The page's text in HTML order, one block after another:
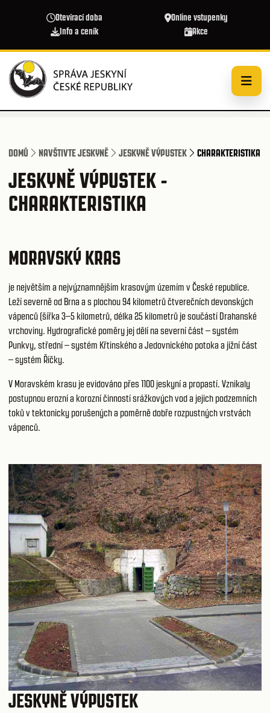
Otevírací doba
Online vstupenky
Info a ceník
Akce
DOMŮ NAVŠTIVTE JESKYNĚ JESKYNĚ VÝPUSTEK CHARAKTERISTIKA
JESKYNĚ VÝPUSTEK -
CHARAKTERISTIKA
MORAVSKÝ KRAS
je největším a nejvýznamnějším krasovým územím v České republice.
Leží severně od Brna a s plochou 94 kilometrů čtverečních devonských
vápenců (šířka 3–5 kilometrů, délka 25 kilometrů je součástí Drahanské
vrchoviny. Hydrografické poměry jej dělí na severní část – systém
Punkvy, střední – systém Křtinského a Jedovnického potoka a jižní část
– systém Říčky.
V Moravském krasu je evidováno přes 1100 jeskyní a propastí. Vznikaly
postupnou erozní a korozní činností srážkových vod a jejich podzemních
toků v tektonicky porušených a poměrně dobře rozpustných vrstvách
vápenců.
JESKYNĚ VÝPUSTEK